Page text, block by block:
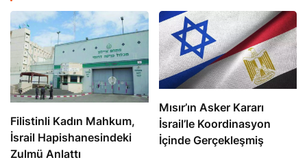
Filistinli Kadın Mahkum,
İsrail Hapishanesindeki
Zulmü Anlattı
Mısır’ın Asker Kararı
İsrail’le Koordinasyon
İçinde Gerçekleşmiş